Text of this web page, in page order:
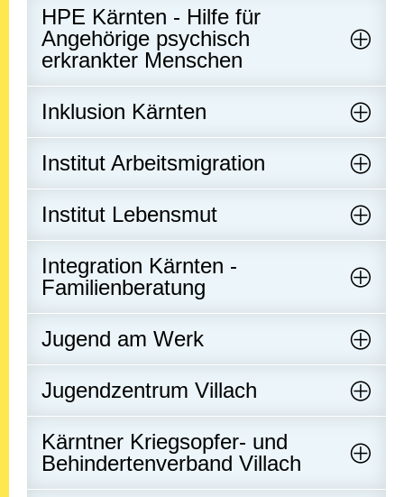
HPE Kärnten - Hilfe für
Angehörige psychisch
erkrankter Menschen
Inklusion Kärnten
Institut Arbeitsmigration
Institut Lebensmut
Integration Kärnten -
Familienberatung
Jugend am Werk
Jugendzentrum Villach
Kärntner Kriegsopfer- und
Behindertenverband Villach